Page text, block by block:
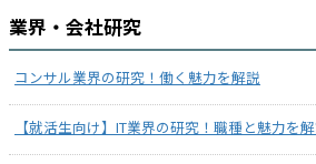
業界・会社研究
コンサル業界の研究！働く魅力を解説
【就活生向け】IT業界の研究！職種と魅力を